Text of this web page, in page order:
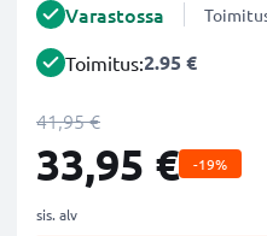
Varastossa
Toimitus:2.95 €
41,95 €
33,95 € -19%
sis. alv